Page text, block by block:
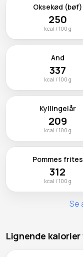
Oksekød (bøf)
250
kcal / 100 g
And
337
kcal / 100 g
Kyllingelår
209
kcal / 100 g
Pommes frites
312
kcal / 100 g
Se
Lignende